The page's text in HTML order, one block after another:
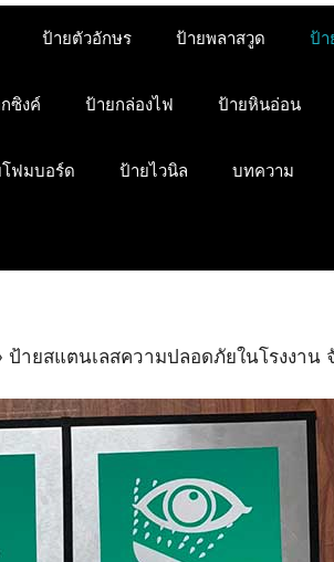
ป้ายตัวอักษร ป้ายพลาสวูด ป้า
ซิงค์ ป้ายกล่องไฟ ป้ายหินอ่อน
ฟมบอร์ด ป้ายไวนิล บทความ
ป้ายสแตนเลสความปลอดภัยในโรงงาน